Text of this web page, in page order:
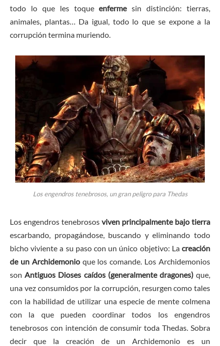
todo lo que les toqueenfermesin distinción: tierras,
animales, plantas… Da igual, todo lo que se expone a la
corrupción termina muriendo.
Los engendros tenebrosos, un gran peligro para Thedas
Los engendros tenebrosos viven principalmente bajo tierra
escarbando, propagándose, buscando y eliminando todo
bicho viviente a su paso con un único objetivo: La creación
de un Archidemonioque los comande. Los Archidemonios
son Antiguos Dioses caídos (generalmente dragones)que,
una vez consumidos por la corrupción, resurgen como tales
con la habilidad de utilizar una especie de mente colmena
con la que pueden coordinar todos los engendros
tenebrosos con intención de consumir toda Thedas. Sobra
decir que la creación de un Archidemonio es un